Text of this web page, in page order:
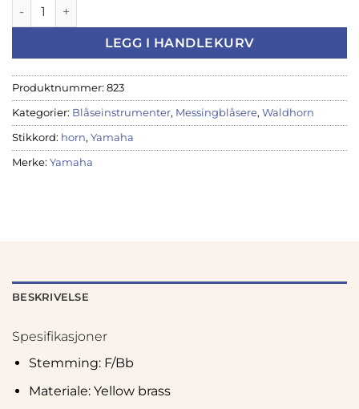
Yamaha YHR-869D Waldhorn - Avtagbar klokke antall
LEGG I HANDLEKURV
Produktnummer: 823
Kategorier: Blåseinstrumenter, Messingblåsere, Waldhorn
Stikkord: horn, Yamaha
Merke: Yamaha
BESKRIVELSE
Spesifikasjoner
Stemming: F/Bb
Materiale: Yellow brass